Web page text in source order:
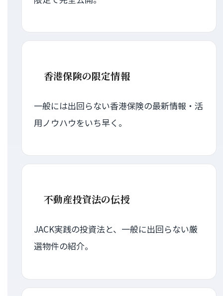
香港保険の限定情報
一般には出回らない香港保険の最新情報・活
用ノウハウをいち早く。
不動産投資法の伝授
JACK実践の投資法と、一般に出回らない厳
選物件の紹介。